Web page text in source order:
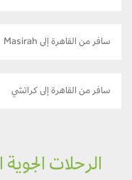
سافر من القاهرة إلى Masirah
سافر من القاهرة إلى كراتشي
الرحلات الجوية